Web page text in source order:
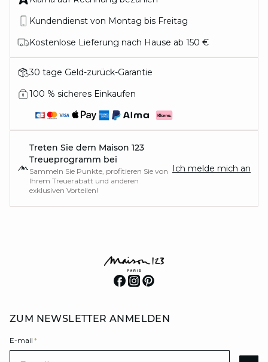
Kundendienst von Montag bis Freitag
Kostenlose Lieferung nach Hause ab 150 €
30 tage Geld-zurück-Garantie
100 % sicheres Einkaufen
Treten Sie dem Maison 123
Treueprogramm bei
Sammeln Sie Punkte, profitieren Sie von
Ihrem Treuerabatt und anderen
exklusiven Vorteilen!
Ich melde mich an
ZUM NEWSLETTER ANMELDEN
E-mail *